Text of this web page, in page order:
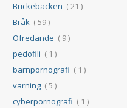
Brickebacken ( 21 )
Bråk ( 59 )
Ofredande ( 9 )
pedofili ( 1 )
barnpornografi ( 1 )
varning ( 5 )
cyberpornografi ( 1 )